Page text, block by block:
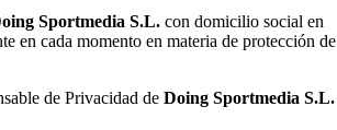
Sportmedia S.L. con domicilio social en
en cada momento en materia de protección de
de Privacidad de Doing Sportmedia S.L.